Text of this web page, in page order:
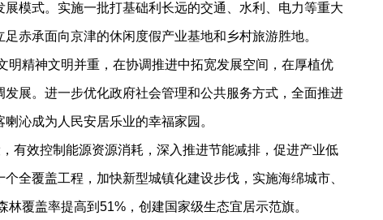
模式。实施一批打基础利长远的交通、水利、电力等重大
赤承面向京津的休闲度假产业基地和乡村旅游胜地。
精神文明并重，在协调推进中拓宽发展空间，在厚植优
展。进一步优化政府社会管理和公共服务方式，全面推进
沁成为人民安居乐业的幸福家园。
有效控制能源资源消耗，深入推进节能减排，促进产业低
全覆盖工程，加快新型城镇化建设步伐，实施海绵城市、
覆盖率提高到51%，创建国家级生态宜居示范旗。